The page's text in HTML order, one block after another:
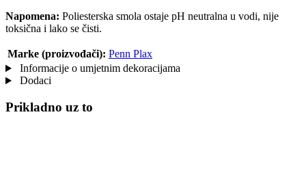
Napomena: Poliesterska smola ostaje pH neutralna u vodi, nije
toksična i lako se čisti.
Marke (proizvođači): Penn Plax
Informacije o umjetnim dekoracijama
Dodaci
Prikladno uz to